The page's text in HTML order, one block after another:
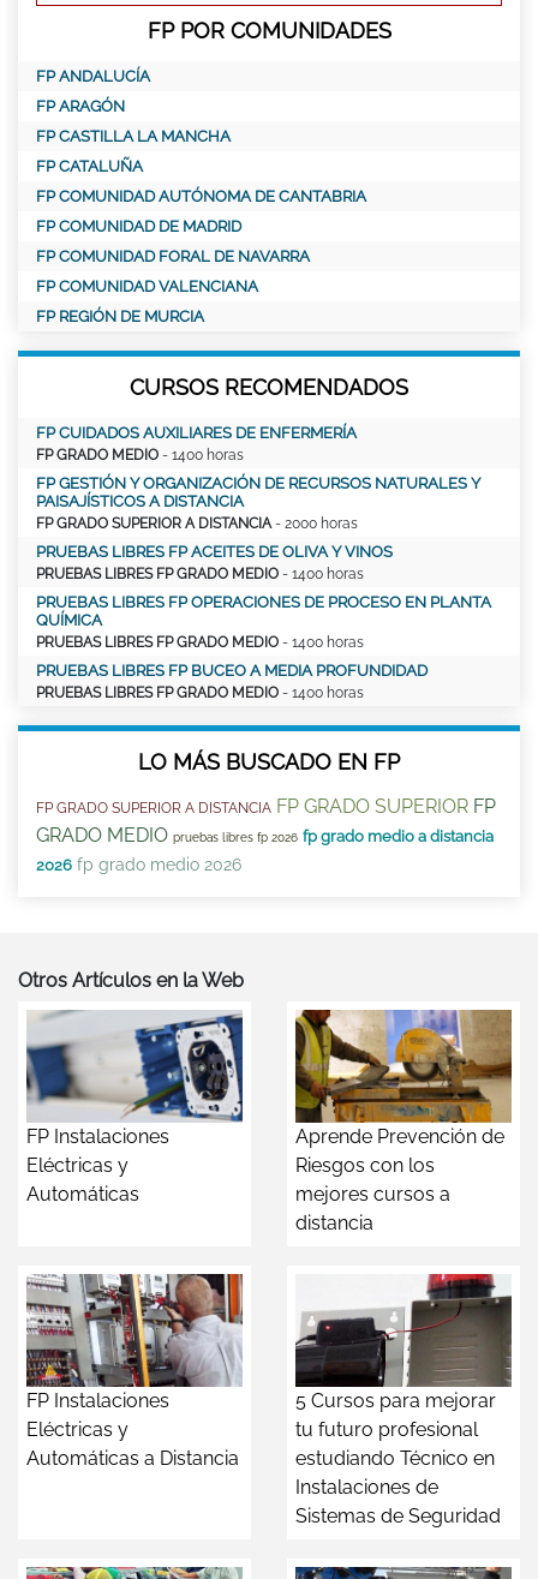
FP POR COMUNIDADES
FP ANDALUCÍA
FP ARAGÓN
FP CASTILLA LA MANCHA
FP CATALUÑA
FP COMUNIDAD AUTÓNOMA DE CANTABRIA
FP COMUNIDAD DE MADRID
FP COMUNIDAD FORAL DE NAVARRA
FP COMUNIDAD VALENCIANA
FP REGIÓN DE MURCIA
CURSOS RECOMENDADOS
FP CUIDADOS AUXILIARES DE ENFERMERÍA
FP GRADO MEDIO - 1400 horas
FP GESTIÓN Y ORGANIZACIÓN DE RECURSOS NATURALES Y
PAISAJÍSTICOS A DISTANCIA
FP GRADO SUPERIOR A DISTANCIA- 2000 horas
PRUEBAS LIBRES FP ACEITES DE OLIVA Y VINOS
PRUEBAS LIBRES FP GRADO MEDIO - 1400 horas
PRUEBAS LIBRES FP OPERACIONES DE PROCESO EN PLANTA
QUÍMICA
PRUEBAS LIBRES FP GRADO MEDIO - 1400 horas
PRUEBAS LIBRES FP BUCEO A MEDIA PROFUNDIDAD
PRUEBAS LIBRES FP GRADO MEDIO - 1400 horas
LO MÁS BUSCADO EN FP
FP GRADO SUPERIOR A DISTANCIA FP GRADO SUPERIOR FP
GRADO MEDIO pruebas libres fp 2026 fp grado medio a distancia
2026 fp grado medio 2026
Otros Artículos en la Web
FP Instalaciones
Eléctricas y
Automáticas
Aprende Prevención de
Riesgos con los
mejores cursos a
distancia
FP Instalaciones
Eléctricas y
Automáticas a Distancia
5 Cursos para mejorar
tu futuro profesional
estudiando Técnico en
Instalaciones de
Sistemas de Seguridad